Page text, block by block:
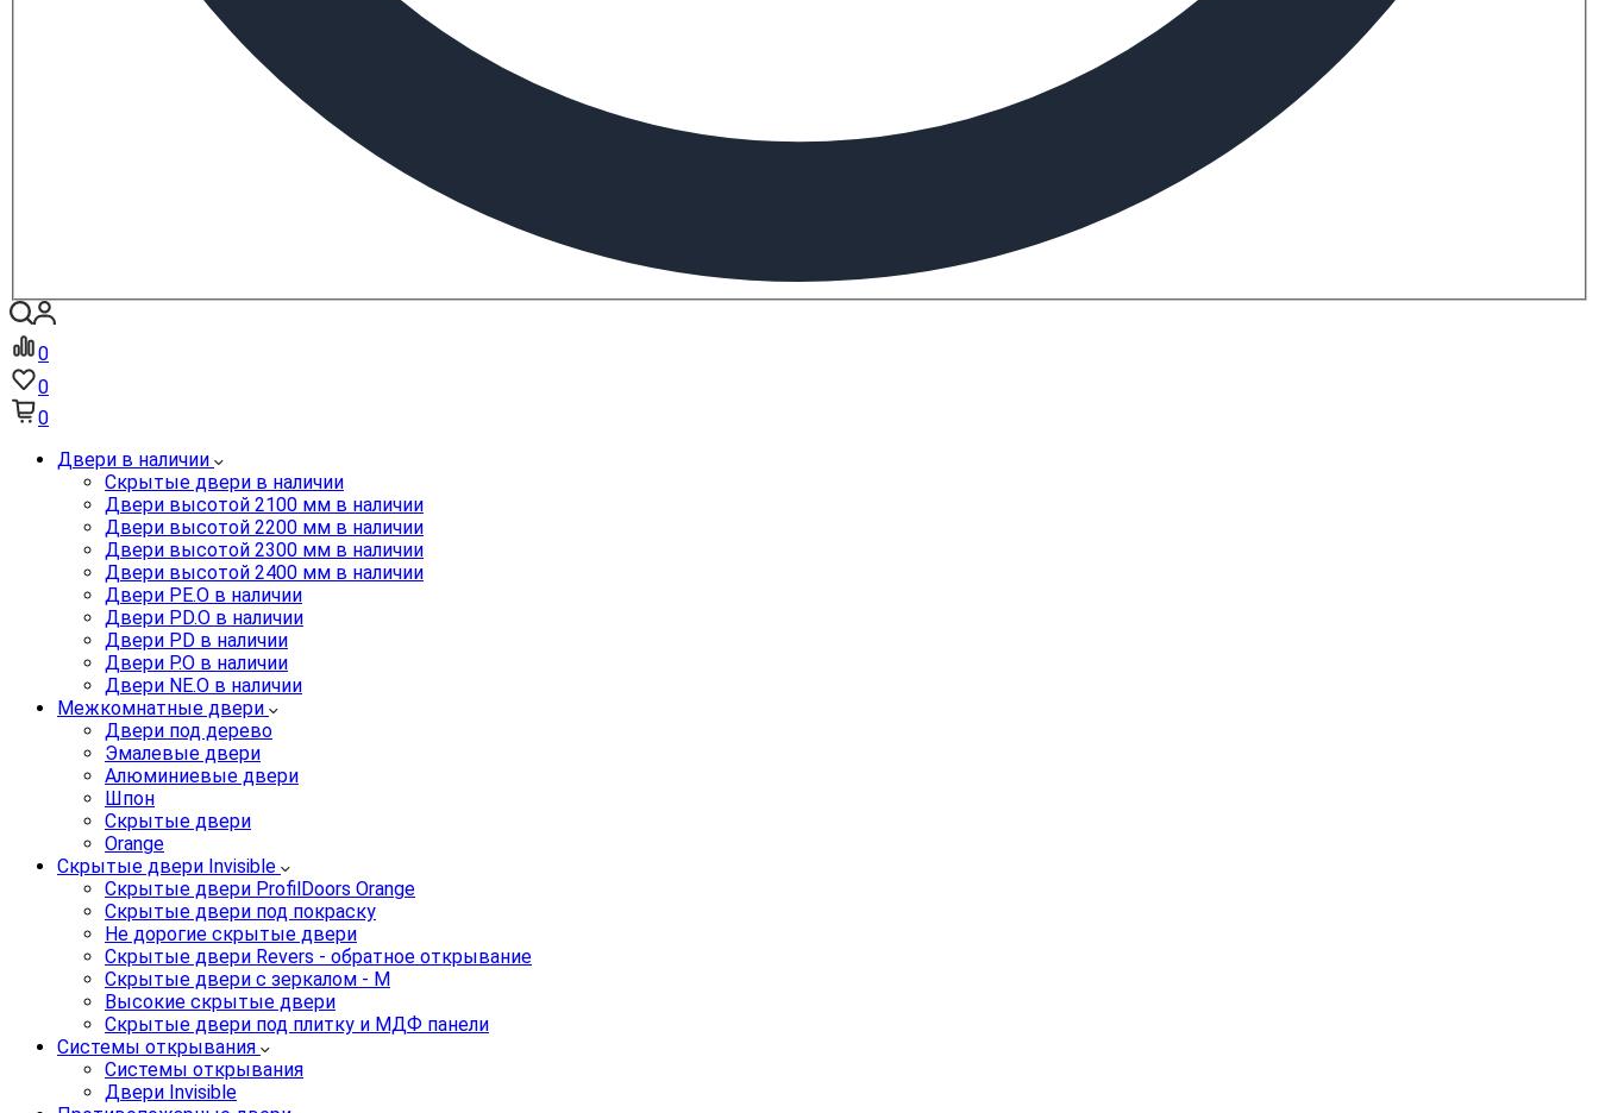
0
0
0
Двери в наличии
Скрытые двери в наличии
Двери высотой 2100 мм в наличии
Двери высотой 2200 мм в наличии
Двери высотой 2300 мм в наличии
Двери высотой 2400 мм в наличии
Двери PE.O в наличии
Двери PD.O в наличии
Двери PD в наличии
Двери P.O в наличии
Двери NE.O в наличии
Межкомнатные двери
Двери под дерево
Эмалевые двери
Алюминиевые двери
Шпон
Скрытые двери
Orange
Скрытые двери Invisible
Скрытые двери ProfilDoors Orange
Скрытые двери под покраску
Не дорогие скрытые двери
Скрытые двери Revers - обратное открывание
Скрытые двери с зеркалом - M
Высокие скрытые двери
Скрытые двери под плитку и МДФ панели
Системы открывания
Системы открывания
Двери Invisible